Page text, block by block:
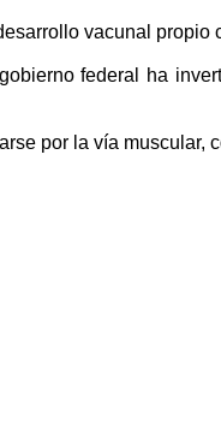
vacunal
federal ha
por la vía